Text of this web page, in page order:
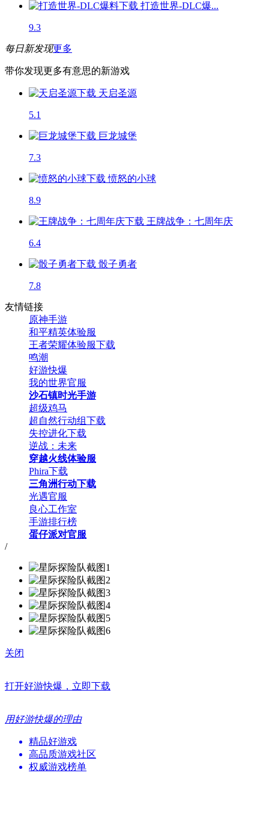
打造世界-DLC爆...
9.3
每日新发现更多
带你发现更多有意思的新游戏
天启圣源
5.1
巨龙城堡
7.3
愤怒的小球
8.9
王牌战争：七周年庆
6.4
骰子勇者
7.8
友情链接
原神手游
和平精英体验服
王者荣耀体验服下载
鸣潮
好游快爆
我的世界官服
沙石镇时光手游
超级鸡马
超自然行动组下载
失控进化下载
逆战：未来
穿越火线体验服
Phira下载
三角洲行动下载
光遇官服
良心工作室
手游排行榜
蛋仔派对官服
/
关闭
打开好游快爆，立即下载
用好游快爆的理由
精品好游戏
高品质游戏社区
权威游戏榜单